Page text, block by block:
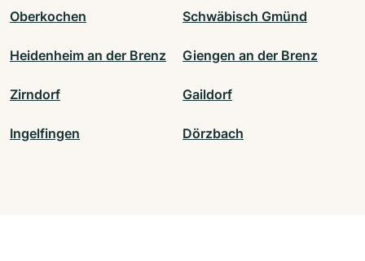
Oberkochen Schwäbisch Gmünd
Heidenheim an der Brenz Giengen an der Brenz
Zirndorf Gaildorf
Ingelfingen Dörzbach